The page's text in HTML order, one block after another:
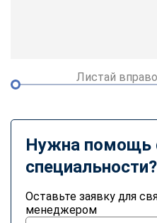
Листай
Нужна помощь
специальности?
Оставьте заявку для
менеджером